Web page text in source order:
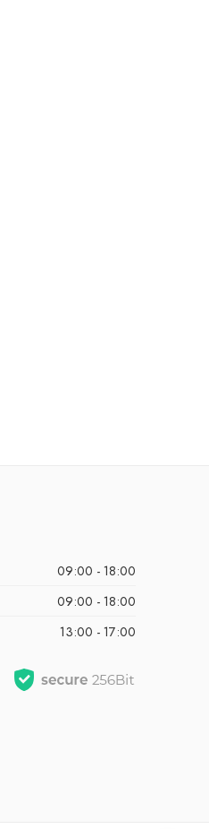
09:00 - 18:00
09:00 - 18:00
13:00 - 17:00